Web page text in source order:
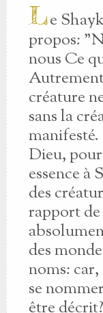
Le
propos:
nous Ce
créature
sans la
manifesté.
Dieu,
essence à
des
rapport
des
noms:
se
être